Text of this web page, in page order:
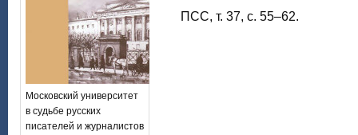
Московский университет
в судьбе русских
писателей и журналистов
ПСС, т. 37, с. 55–62.